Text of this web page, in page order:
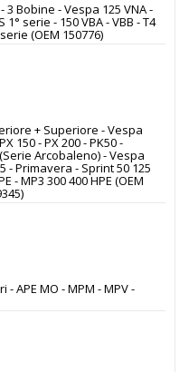
3 Bobine - Vespa 125 VNA -
1° serie - 150 VBA - VBB - T4
(OEM 150776)
+ Superiore - Vespa
150 - PX 200 - PK50 -
(Serie Arcobaleno) - Vespa
- Primavera - Sprint 50 125
- MP3 300 400 HPE (OEM
APE MO - MPM - MPV -